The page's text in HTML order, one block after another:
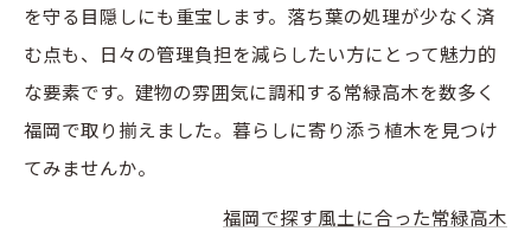
を守る目隠しにも重宝します。落ち葉の処理が少なく済
む点も、日々の管理負担を減らしたい方にとって魅力的
な要素です。建物の雰囲気に調和する常緑高木を数多く
福岡で取り揃えました。暮らしに寄り添う植木を見つけ
てみませんか。
福岡で探す風土に合った常緑高木